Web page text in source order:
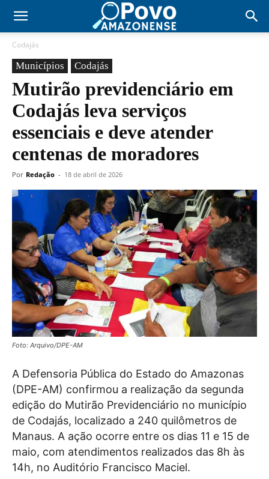
Codajás
Municípios Codajás
Mutirão previdenciário em
Codajás leva serviços
essenciais e deve atender
centenas de moradores
Por Redação - 18 de abril de 2026
Foto: Arquivo/DPE-AM
A Defensoria Pública do Estado do Amazonas
(DPE-AM) confirmou a realização da segunda
edição do Mutirão Previdenciário no município
de Codajás, localizado a 240 quilômetros de
Manaus. A ação ocorre entre os dias 11 e 15 de
maio, com atendimentos realizados das 8h às
14h, no Auditório Francisco Maciel.